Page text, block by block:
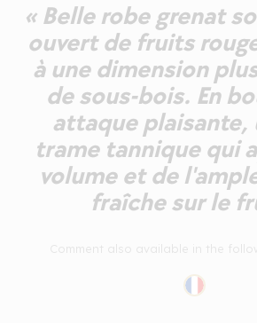
« Belle robe grenat
ouvert de fruits
à une dimension
de sous-bois. En
attaque plaisante,
trame tannique qui
volume et de
fraîche sur le